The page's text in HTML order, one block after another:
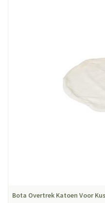
Bota Overtrek Katoen Voor